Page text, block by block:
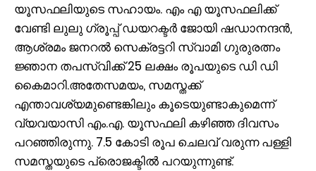
യൂസഫലിയുടെ സഹായം. എം എ യൂസഫലിക്ക്
വേണ്ടി ലുലു ഗ്രൂപ്പ് ഡയറക്ടർ ജോയി ഷഡാനന്ദൻ,
ആശ്രമം ജനറൽ സെക്രട്ടറി സ്വാമി ഗുരുരത്നം
ജ്ഞാന തപസ്വിക്ക് 25 ലക്ഷം രൂപയുടെ ഡി ഡി
കൈമാറി.അതേസമയം, സമസ്തക്ക്
എന്താവശ്യമുണ്ടെങ്കിലും കൂടെയുണ്ടാകുമെന്ന്
വ്യവയാസി എം.എ. യൂസഫലി കഴിഞ്ഞ ദിവസം
പറഞ്ഞിരുന്നു. 7.5 കോടി രൂപ ചെലവ് വരുന്ന പള്ളി
സമസ്തയുടെ പ്രൊജക്ടിൽ പറയുന്നുണ്ട്.